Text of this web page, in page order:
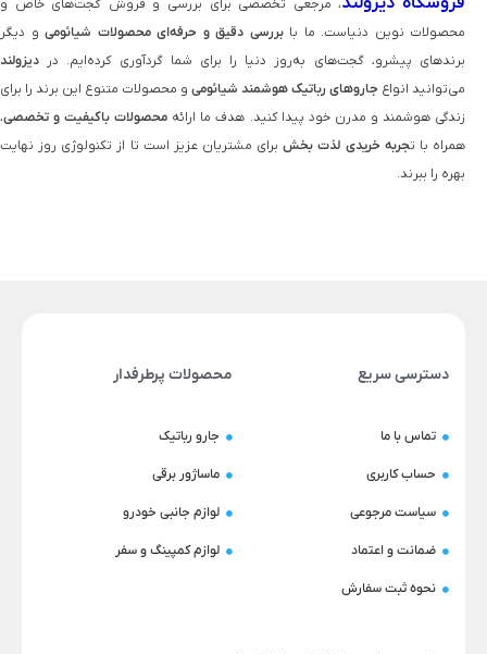
، مرجعی تخصصی برای بررسی و فروش گجت‌های خاص و
محصولات نوین دنیاست. ما بابررسی دقیق و حرفه‌ای محصولات شیائومی و دیگر
برندهای پیشرو، گجت‌های به‌روز دنیا را برای شما گردآوری کرده‌ایم. در دیزولند
می‌توانید انواع جاروهای رباتیک هوشمند شیائومی و محصولات متنوع این برند را برای
زندگی هوشمند و مدرن خود پیدا کنید. هدف ما ارائه محصولات باکیفیت و تخصصی،
همراه با تجربه خریدی لذت‌ بخشبرای مشتریان عزیز است تا از تکنولوژی روز نهایت
بهره را ببرند.
دسترسی سریع
تماس با ما
حساب کاربری
سیاست مرجوعی
ضمانت و اعتماد
نحوه ثبت سفارش
محصولات پرطرفدار
جارو رباتیک
ماساژور برقی
لوازم جانبی خودرو
لوازم کمپینگ و سفر